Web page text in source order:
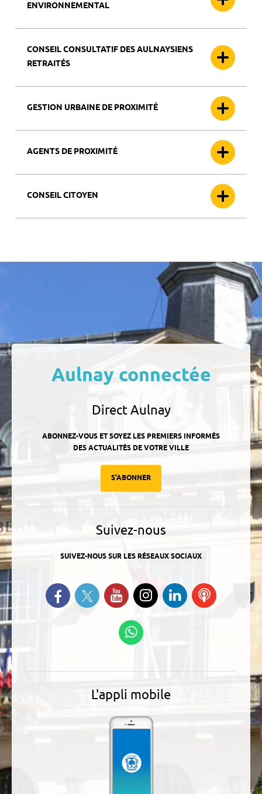
ENVIRONNEMENTAL
CONSEIL CONSULTATIF DES AULNAYSIENS
RETRAITÉS
GESTION URBAINE DE PROXIMITÉ
AGENTS DE PROXIMITÉ
CONSEIL CITOYEN
Aulnay connectée
Direct Aulnay
ABONNEZ-VOUS ET SOYEZ LES PREMIERS INFORMÉS
DES ACTUALITÉS DE VOTRE VILLE
S'ABONNER
Suivez-nous
SUIVEZ-NOUS SUR LES RÉSEAUX SOCIAUX
Retrouvez-nous sur Facebook
Suivez-nous sur Twitter
Suivez-nous sur YouTube
Suivez-nous sur
Instagram
Retrouvez-
nous sur
Ecoutez
L'appli mobile